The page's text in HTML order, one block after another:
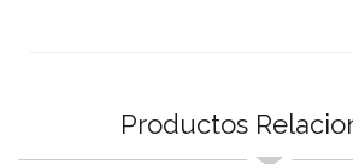
Productos